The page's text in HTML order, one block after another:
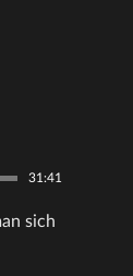
31:41
sich